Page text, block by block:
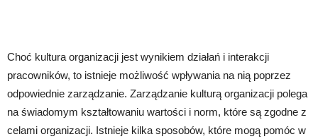
Choć kultura organizacji jest wynikiem działań i interakcji
pracowników, to istnieje możliwość wpływania na nią poprzez
odpowiednie zarządzanie. Zarządzanie kulturą organizacji polega
na świadomym kształtowaniu wartości i norm, które są zgodne z
celami organizacji. Istnieje kilka sposobów, które mogą pomóc w